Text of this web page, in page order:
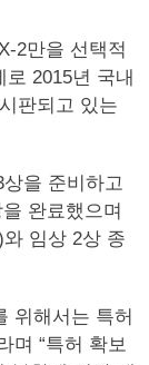
2만을 선택적
2015년 국내
판되고 있는
을 준비하고
완료했으며
임상 2상 종
위해서는 특허
며 “특허 확보